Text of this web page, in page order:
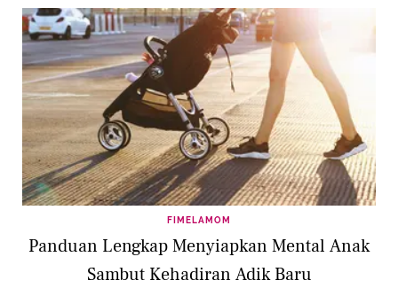
FIMELAMOM
Panduan Lengkap Menyiapkan Mental Anak
Sambut Kehadiran Adik Baru